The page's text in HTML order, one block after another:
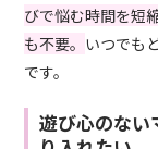
びで悩む時間を短
も不要。 いつでも
です。
遊び心のない